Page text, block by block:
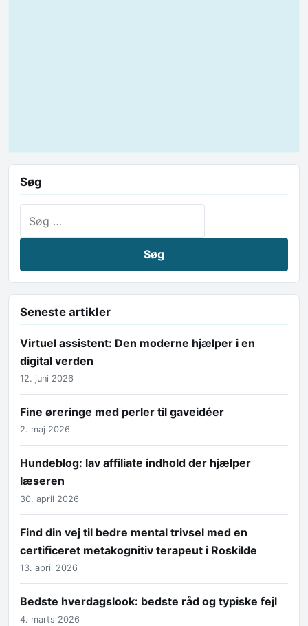
Søg
Seneste artikler
Virtuel assistent: Den moderne hjælper i en
digital verden
12. juni 2026
Fine øreringe med perler til gaveidéer
2. maj 2026
Hundeblog: lav affiliate indhold der hjælper
læseren
30. april 2026
Find din vej til bedre mental trivsel med en
certificeret metakognitiv terapeut i Roskilde
13. april 2026
Bedste hverdagslook: bedste råd og typiske fejl
4. marts 2026